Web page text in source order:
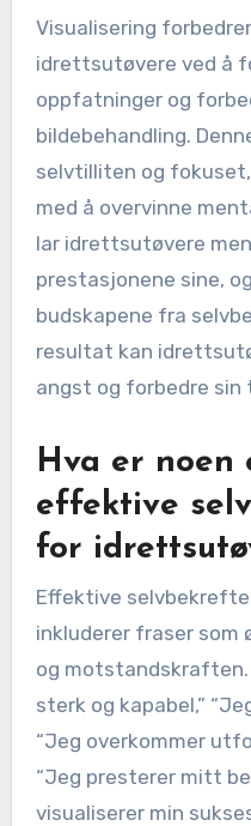
Visualisering
idrettsutøvere ved å
oppfatninger og
bildebehandling.
selvtilliten og
med å overvinne
lar idrettsutøvere
prestasjonene sine,
budskapene fra
resultat kan
angst og forbedre
Hva er noen
effektive
for
Effektive
inkluderer fraser
og motstandskraften.
sterk og kapabel,”
“Jeg overkommer
“Jeg presterer mitt
visualiserer min